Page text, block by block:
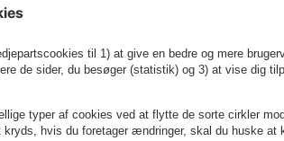
Se dine oplysninger: http://kk-
med det samme, da der opkræves